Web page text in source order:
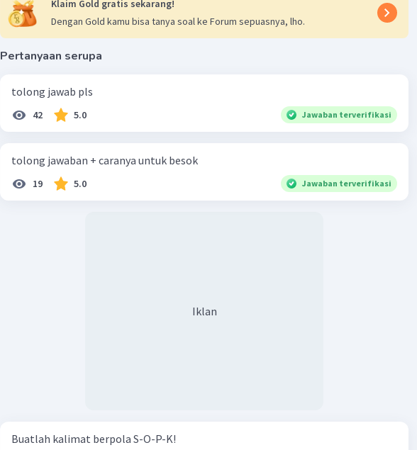
Klaim Gold gratis sekarang!
Dengan Gold kamu bisa tanya soal ke Forum sepuasnya, lho.
Pertanyaan serupa
tolong jawab pls
42 5.0 Jawaban terverifikasi
tolong jawaban + caranya untuk besok
19 5.0 Jawaban terverifikasi
Iklan
Buatlah kalimat berpola S-O-P-K!